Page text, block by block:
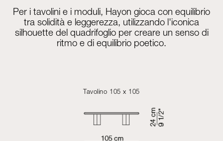
Per i tavolini e i moduli, Hayon gioca con equilibrio
tra solidità e leggerezza, utilizzando l'iconica
silhouette del quadrifoglio per creare un senso di
ritmo e di equilibrio poetico.
Tavolino 105 x 105